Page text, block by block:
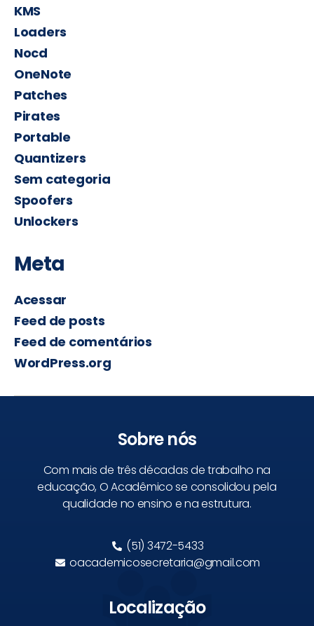
KMS
Loaders
Nocd
OneNote
Patches
Pirates
Portable
Quantizers
Sem categoria
Spoofers
Unlockers
Meta
Acessar
Feed de posts
Feed de comentários
WordPress.org
Sobre nós
Com mais de três décadas de trabalho na
educação, O Acadêmico se consolidou pela
qualidade no ensino e na estrutura.
(51) 3472-5433
oacademicosecretaria@gmail.com
Localização